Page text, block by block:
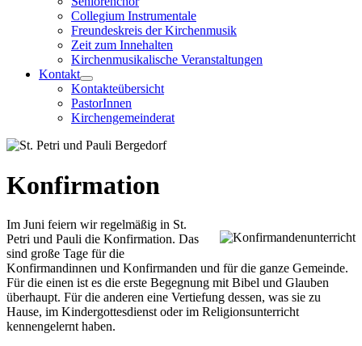
Collegium Instrumentale
Freundeskreis der Kirchenmusik
Zeit zum Innehalten
Kirchenmusikalische Veranstaltungen
Kontakt
Kontakteübersicht
PastorInnen
Kirchengemeinderat
Konfirmation
Im Juni feiern wir regelmäßig in St.
Petri und Pauli die Konfirmation. Das
sind große Tage für die
Konfirmandinnen und Konfirmanden und für die ganze Gemeinde.
Für die einen ist es die erste Begegnung mit Bibel und Glauben
überhaupt. Für die anderen eine Vertiefung dessen, was sie zu
Hause, im Kindergottesdienst oder im Religionsunterricht
kennengelernt haben.